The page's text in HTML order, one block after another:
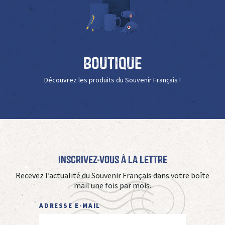
Boutique
Découvrez les produits du Souvenir Français !
Inscrivez-vous à La Lettre
Recevez l’actualité du Souvenir Français dans votre boîte
mail une fois par mois.
ADRESSE E-MAIL